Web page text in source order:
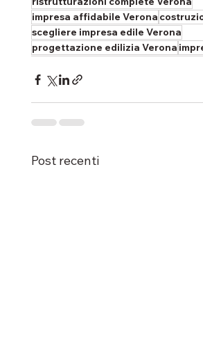
impresa affidabile Verona
scegliere impresa edile Verona
progettazione edilizia Verona
Post recenti